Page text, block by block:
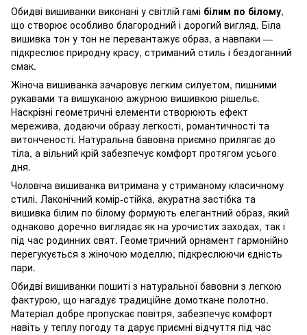
Обидві вишиванки виконані у світлій гамі білим по білому,
що створює особливо благородний і дорогий вигляд. Біла
вишивка тон у тон не перевантажує образ, а навпаки —
підкреслює природну красу, стриманий стиль і бездоганний
смак.
Жіноча вишиванка зачаровує легким силуетом, пишними
рукавами та вишуканою ажурною вишивкою рішельє.
Наскрізні геометричні елементи створюють ефект
мережива, додаючи образу легкості, романтичності та
витонченості. Натуральна бавовна приємно прилягає до
тіла, а вільний крій забезпечує комфорт протягом усього
дня.
Чоловіча вишиванка витримана у стриманому класичному
стилі. Лаконічний комір-стійка, акуратна застібка та
вишивка білим по білому формують елегантний образ, який
однаково доречно виглядає як на урочистих заходах, так і
під час родинних свят. Геометричний орнамент гармонійно
перегукується з жіночою моделлю, підкреслюючи єдність
пари.
Обидві вишиванки пошиті з натуральної бавовни з легкою
фактурою, що нагадує традиційне домоткане полотно.
Матеріал добре пропускає повітря, забезпечує комфорт
навіть у теплу погоду та дарує приємні відчуття під час